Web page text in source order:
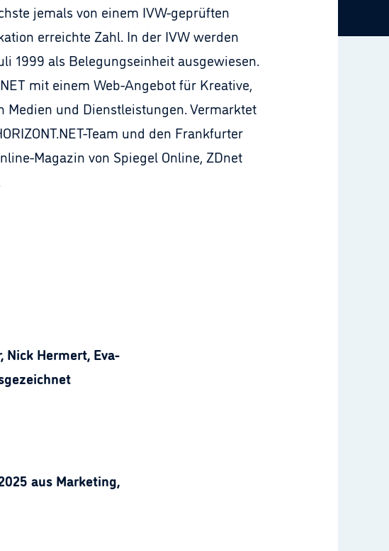
jemals von einem IVW-geprüften
erreichte Zahl. In der IVW werden
1999 als Belegungseinheit ausgewiesen.
mit einem Web-Angebot für Kreative,
und Dienstleistungen. Vermarktet
Team und den Frankfurter
Magazin von Spiegel Online, ZDnet
Nick Hermert, Eva-
aus Marketing,